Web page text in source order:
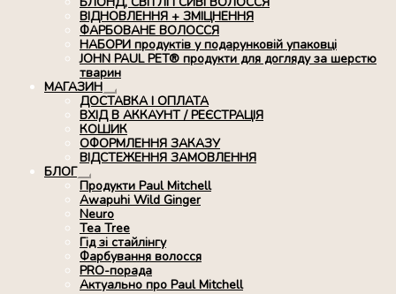
ВІДНОВЛЕННЯ + ЗМІЦНЕННЯ
ФАРБОВАНЕ ВОЛОССЯ
НАБОРИ продуктів у подарунковій упаковці
JOHN PAUL PET® продукти для догляду за шерстю
тварин
МАГАЗИН
Розгорнуте
вкладене
меню
ДОСТАВКА І ОПЛАТА
ВХІД В АККАУНТ / РЕЄСТРАЦІЯ
КОШИК
ОФОРМЛЕННЯ ЗАКАЗУ
ВІДСТЕЖЕННЯ ЗАМОВЛЕННЯ
БЛОГ
Розгорнуте
вкладене
меню
Продукти Paul Mitchell
Awapuhi Wild Ginger
Neuro
Tea Tree
Гід зі стайлінгу
Фарбування волосся
PRO-порада
Актуально про Paul Mitchell